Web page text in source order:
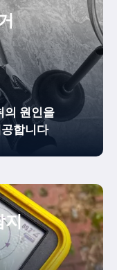
의 원인을
합니다
지